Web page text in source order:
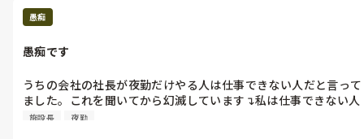
愚痴
愚痴です
うちの会社の社長が夜勤だけやる人は仕事できない人だと言って
ました。これを聞いてから幻滅しています↴私は仕事できない人
と言われても夜勤だけやりたい(笑)
施設長 夜勤